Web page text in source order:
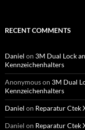
RECENT COMMENTS
Daniel on 3M Dual Lock
Kennzeichenhalters
Anonymouson 3M Dual
Kennzeichenhalters
Daniel on Reparatur Ctek
Daniel on Reparatur Ctek